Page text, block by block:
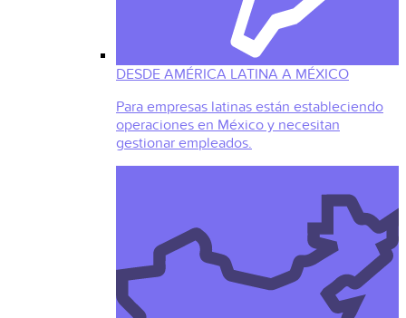
DESDE AMÉRICA LATINA A MÉXICO
Para empresas latinas están estableciendo
operaciones en México y necesitan
gestionar empleados.